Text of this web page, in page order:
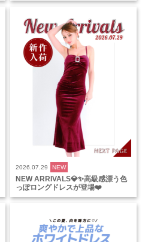
2026.07.29 NEW
NEW ARRIVALS💎✨高級感漂う色
っぽロングドレスが登場❤️